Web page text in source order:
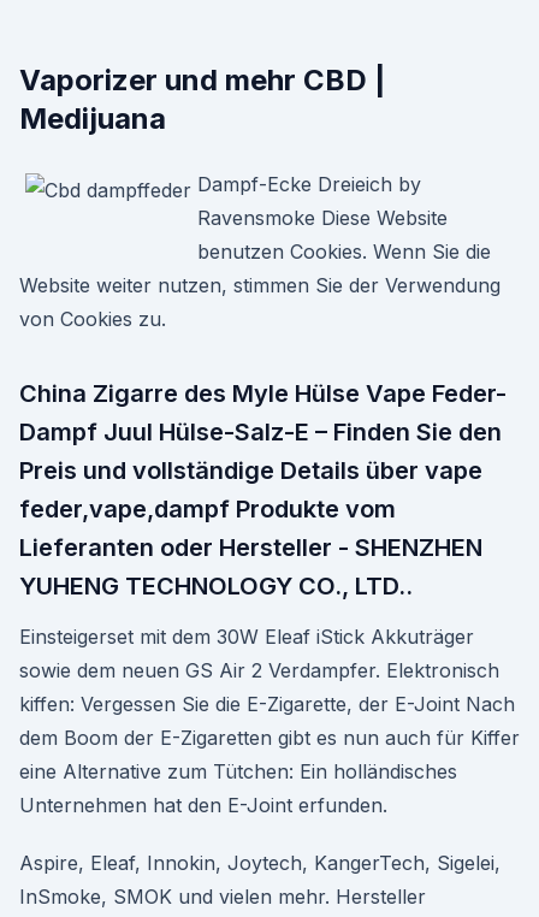
Vaporizer und mehr CBD |
Medijuana
Dampf-Ecke Dreieich by
Ravensmoke Diese Website
benutzen Cookies. Wenn Sie die
Website weiter nutzen, stimmen Sie der Verwendung
von Cookies zu.
China Zigarre des Myle Hülse Vape Feder-
Dampf Juul Hülse-Salz-E – Finden Sie den
Preis und vollständige Details über vape
feder,vape,dampf Produkte vom
Lieferanten oder Hersteller - SHENZHEN
YUHENG TECHNOLOGY CO., LTD..
Einsteigerset mit dem 30W Eleaf iStick Akkuträger
sowie dem neuen GS Air 2 Verdampfer. Elektronisch
kiffen: Vergessen Sie die E-Zigarette, der E-Joint Nach
dem Boom der E-Zigaretten gibt es nun auch für Kiffer
eine Alternative zum Tütchen: Ein holländisches
Unternehmen hat den E-Joint erfunden.
Aspire, Eleaf, Innokin, Joytech, KangerTech, Sigelei,
InSmoke, SMOK und vielen mehr. Hersteller